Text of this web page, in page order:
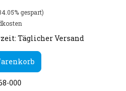
gespart)
Täglicher Versand
000